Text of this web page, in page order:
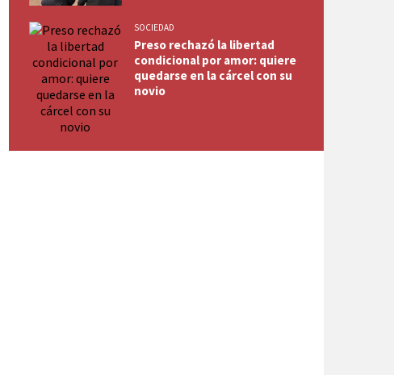
SOCIEDAD
Preso rechazó la libertad
condicional por amor: quiere
quedarse en la cárcel con su
novio